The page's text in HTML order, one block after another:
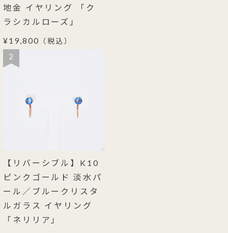
地金 イヤリング 「ク
ラシカルローズ」
¥19,800 （税込）
2
【リバーシブル】K10
ピンクゴールド 淡水パ
ール／ブルークリスタ
ルガラス イヤリング
「ネリリア」